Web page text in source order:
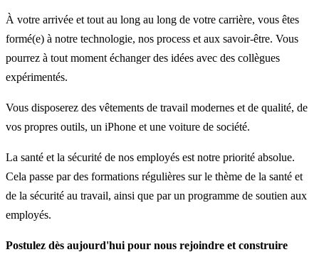
À votre arrivée et tout au long au long de votre carrière, vous êtes
formé(e) à notre technologie, nos process et aux savoir-être. Vous
pourrez à tout moment échanger des idées avec des collègues
expérimentés.
Vous disposerez des vêtements de travail modernes et de qualité, de
vos propres outils, un iPhone et une voiture de société.
La santé et la sécurité de nos employés est notre priorité absolue.
Cela passe par des formations régulières sur le thème de la santé et
de la sécurité au travail, ainsi que par un programme de soutien aux
employés.
Postulez dès aujourd'hui pour nous rejoindre et construire